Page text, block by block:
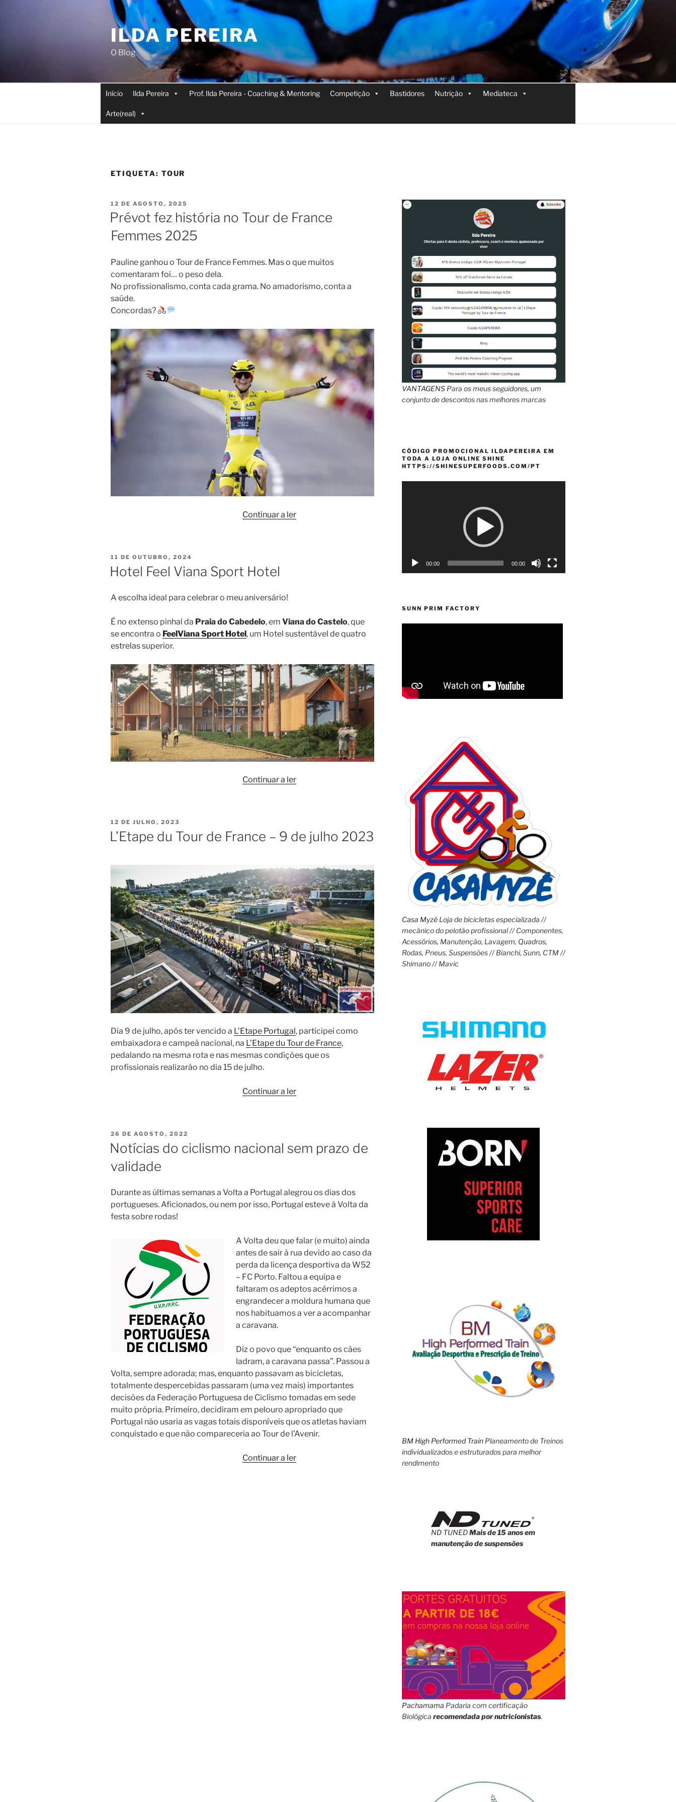
ILDA PEREIRA
O Blog
Início Ilda Pereira Prof. Ilda Pereira - Coaching & Mentoring Competição Bastidores Nutrição Mediateca
Arte(real)
ETIQUETA: TOUR
PUBLICADO
EM
12 DE AGOSTO, 2025
Prévot fez história no Tour de France
Femmes 2025
Pauline ganhou o Tour de France Femmes. Mas o que muitos
comentaram foi… o peso dela.
No profissionalismo, conta cada grama. No amadorismo, conta a
saúde.
Concordas?
Continuar a ler“Prévot
PUBLICADO
11 DE OUTUBRO, 2024
Hotel Feel Viana Sport Hotel
A escolha ideal para celebrar o meu aniversário!
É no extenso pinhal da Praia do Cabedelo, em Viana do Castelo, que
se encontra o FeelViana Sport Hotel, um Hotel sustentável de quatro
estrelas superior.
Continuar a ler“Hotel
PUBLICADO
EM
12 DE JULHO, 2023
L’Etape du Tour de France – 9 de julho 2023
Dia 9 de julho, após ter vencido a L’Etape Portugal, participei como
embaixadora e campeã nacional, na L’Etape du Tour de France,
pedalando na mesma rota e nas mesmas condições que os
profissionais realizarão no dia 15 de julho.
Continuar a ler“L’Etape
–
2023”
PUBLICADO
EM
26 DE AGOSTO, 2022
Notícias do ciclismo nacional sem prazo de
validade
Durante as últimas semanas a Volta a Portugal alegrou os dias dos
portugueses. Aficionados, ou nem por isso, Portugal esteve à Volta da
festa sobre rodas!
A Volta deu que falar (e muito) ainda
antes de sair à rua devido ao caso da
perda da licença desportiva da W52
– FC Porto. Faltou a equipa e
faltaram os adeptos acérrimos a
engrandecer a moldura humana que
nos habituamos a ver a acompanhar
a caravana.
Diz o povo que “enquanto os cães
ladram, a caravana passa”. Passou a
Volta, sempre adorada; mas, enquanto passavam as bicicletas,
totalmente despercebidas passaram (uma vez mais) importantes
decisões da Federação Portuguesa de Ciclismo tomadas em sede
muito própria. Primeiro, decidiram em pelouro apropriado que
Portugal não usaria as vagas totais disponíveis que os atletas haviam
conquistado e que não compareceria ao Tour de l’Avenir.
Continuar a ler“Notícias
VANTAGENSPara os meus seguidores, um
conjunto de descontos nas melhores marcas
CÓDIGO PROMOCIONAL ILDAPEREIRA EM
TODA A LOJA ONLINE SHINE
HTTPS://SHINESUPERFOODS.COM/PT
00:00 00:00
SUNN PRIM FACTORY
Casa MyzéLoja de bicicletas especializada //
mecânico do pelotão profissional // Componentes,
Acessórios, Manutenção, Lavagem, Quadros,
Rodas, Pneus, Suspensões // Bianchi, Sunn, CTM //
Shimano // Mavic
BM High Performed TrainPlaneamento de Treinos
individualizados e estruturados para melhor
rendimento
ND TUNEDMais de 15 anos em
manutenção de suspensões
Pachamama Padaria com certificação
Biológica recomendada por nutricionistas.